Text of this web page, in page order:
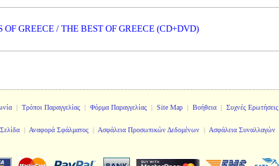
OF GREECE / THE BEST OF GREECE (CD+DVD)
| Τρόποι Παραγγελίας| Φόρμα Παραγγελίας| Site Map| Βοήθεια| Συχνές Ερωτήσεις
| Αναφορά Σφάλματος | Ασφάλεια Προσωπικών Δεδομένων | Ασφάλεια Συναλλαγών